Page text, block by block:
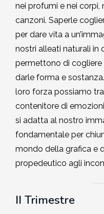
nei profumi e nei corpi,
canzoni. Saperle
per dare vita a
nostri alleati naturali in
permettono di cogliere
darle forma e
loro forza possiamo
contenitore di
si adatta al nostro
fondamentale per
mondo della grafica e
propedeutico agli
II Trimestre
2001-2002
2000-2001
Dal 1993 al 2000